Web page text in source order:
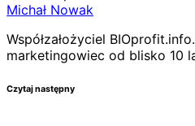
Michał Nowak
Współzałożyciel
marketingowiec od blisko 10
Czytaj następny